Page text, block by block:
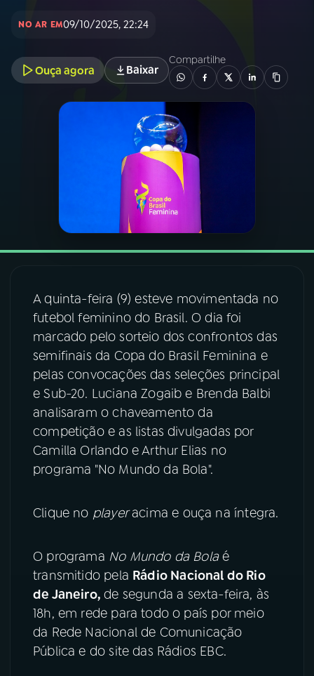
03PROGRAMAÇÃO
04PROGRAMAS
ACOMPANHE A RÁDIO NACIONAL
YouTube Facebook
Instagram X
TikTok
NO AR EM09/10/2025, 22:24
Ouça agora Baixar
Compartilhe
A quinta-feira (9) esteve movimentada no
futebol feminino do Brasil. O dia foi
marcado pelo sorteio dos confrontos das
semifinais da Copa do Brasil Feminina e
pelas convocações das seleções principal
e Sub-20. Luciana Zogaib e Brenda Balbi
analisaram o chaveamento da
competição e as listas divulgadas por
Camilla Orlando e Arthur Elias no
programa "No Mundo da Bola".
Clique no playeracima e ouça na íntegra.
O programa No Mundo da Bolaé
transmitido pela Rádio Nacional do Rio
de Janeiro,de segunda a sexta-feira, às
18h, em rede para todo o país por meio
da Rede Nacional de Comunicação
Pública e do site das Rádios EBC.